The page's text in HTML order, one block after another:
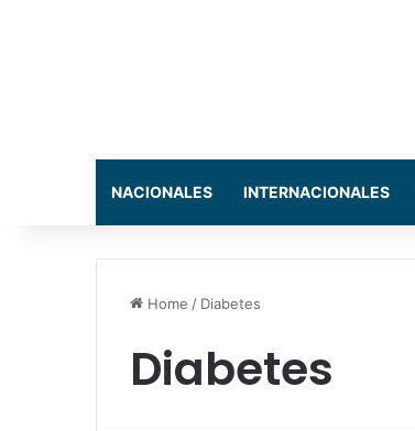
NACIONALES INTERNACIONALES
Home / Diabetes
Diabetes